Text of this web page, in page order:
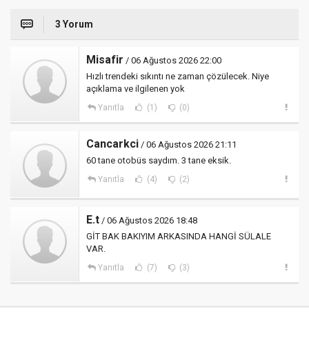
3 Yorum
Misafir / 06 Ağustos 2026 22:00
Hızlı trendeki sıkıntı ne zaman çözülecek. Niye
açıklama ve ilgilenen yok
Yanıtla (1) (0)
Cancarkci / 06 Ağustos 2026 21:11
60 tane otobüs saydım. 3 tane eksik.
Yanıtla (4) (2)
E.t / 06 Ağustos 2026 18:48
GİT BAK BAKIYIM ARKASINDA HANGİ SÜLALE
VAR.
Yanıtla (7) (3)